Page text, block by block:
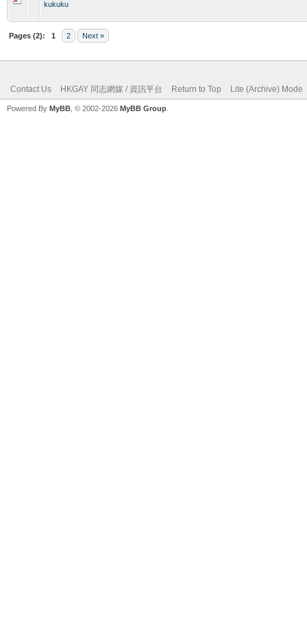
kukuku
Pages (2): 1 2 Next »
Contact Us HKGAY 同志網媒 / 資訊平台 Return to Top Lite (Archive) Mode
Powered By MyBB , © 2002-2026 MyBB Group